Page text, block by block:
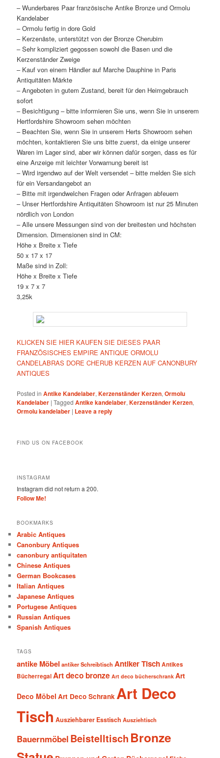
– Wunderbares Paar französische Antike Bronze und Ormolu
Kandelaber
– Ormolu fertig in dore Gold
– Kerzenäste, unterstützt von der Bronze Cherubim
– Sehr kompliziert gegossen sowohl die Basen und die
Kerzenständer Zweige
– Kauf von einem Händler auf Marche Dauphine in Paris
Antiquitäten Märkte
– Angeboten in gutem Zustand, bereit für den Heimgebrauch
sofort
– Besichtigung – bitte informieren Sie uns, wenn Sie in unserem
Hertfordshire Showroom sehen möchten
– Beachten Sie, wenn Sie in unserem Herts Showroom sehen
möchten, kontaktieren Sie uns bitte zuerst, da einige unserer
Waren im Lager sind, aber wir können dafür sorgen, dass es für
eine Anzeige mit leichter Vorwarnung bereit ist
– Wird irgendwo auf der Welt versendet – bitte melden Sie sich
für ein Versandangebot an
– Bitte mit irgendwelchen Fragen oder Anfragen abfeuern
– Unser Hertfordshire Antiquitäten Showroom ist nur 25 Minuten
nördlich von London
– Alle unsere Messungen sind von der breitesten und höchsten
Dimension. Dimensionen sind in CM:
Höhe x Breite x Tiefe
50 x 17 x 17
Maße sind in Zoll:
Höhe x Breite x Tiefe
19 x 7 x 7
3,25k
KLICKEN SIE HIER KAUFEN SIE DIESES PAAR
FRANZÖSISCHES EMPIRE ANTIQUE ORMOLU
CANDELABRAS DORE CHERUB KERZEN AUF CANONBURY
ANTIQUES
Posted in Antike Kandelaber,Kerzenständer Kerzen,Ormolu
Kandelaber |Tagged Antike kandelaber,Kerzenständer Kerzen,
Ormolu kandelaber | Leave a reply
FIND US ON FACEBOOK
INSTAGRAM
Instagram did not return a 200.
Follow Me!
BOOKMARKS
Arabic Antiques
Canonbury Antiques
canonbury antiquitaten
Chinese Antiques
German Bookcases
Italian Antiques
Japanese Antiques
Portugese Antiques
Russian Antiques
Spanish Antiques
TAGS
antike Möbel antiker Schreibtisch Antiker TischAntikes
BücherregalArt deco bronze Art deco bücherschrank Art
Deco Möbel Art Deco Schrank Art Deco
Tisch Ausziehbarer Esstisch Ausziehtisch
Bauernmöbel Beistelltisch Bronze